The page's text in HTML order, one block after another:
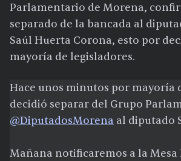
Parlamentario de Morena,
separado de la bancada al
Saúl Huerta Corona, esto por
mayoría de legisladores.
Hace unos minutos por mayoría
decidió separar del Grupo
@DiputadosMorena al diputado
Mañana notificaremos a la Mesa